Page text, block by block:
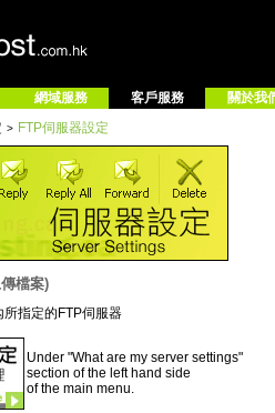
網域服務 客戶服務
關於我
> FTP伺服器設定
檔案)
指定的FTP伺服器
Under "What are my server settings"
section of the left hand side
of the main menu.